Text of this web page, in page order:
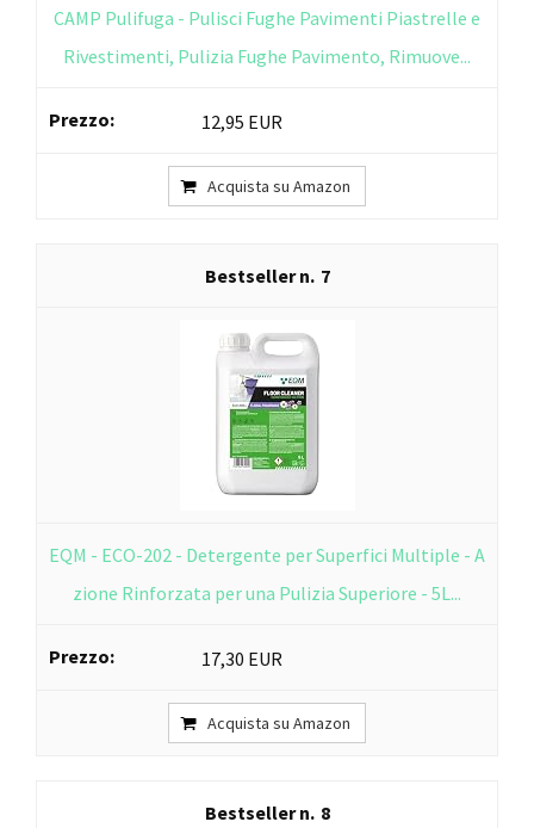
CAMP Pulifuga - Pulisci Fughe Pavimenti Piastrelle e
Rivestimenti, Pulizia Fughe Pavimento, Rimuove...
12,95 EUR
Acquista su Amazon
7
EQM - ECO-202 - Detergente per Superfici Multiple - A
zione Rinforzata per una Pulizia Superiore - 5L...
17,30 EUR
Acquista su Amazon
8